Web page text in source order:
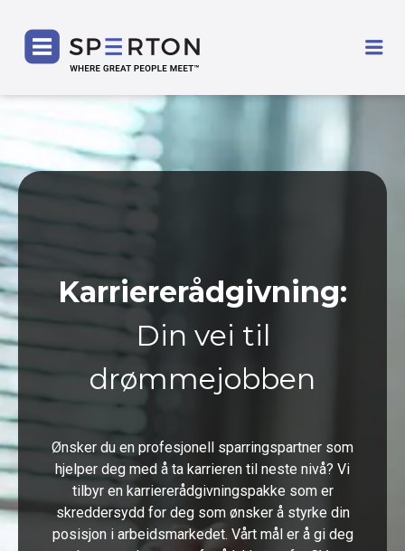
Karriererådgivning:
Din vei til
drømmejobben
Ønsker du en profesjonell sparringspartner som
hjelper deg med å ta karrieren til neste nivå? Vi
tilbyr en karriererådgivningspakke som er
skreddersydd for deg som ønsker å styrke din
posisjon i arbeidsmarkedet. Vårt mål er å gi deg